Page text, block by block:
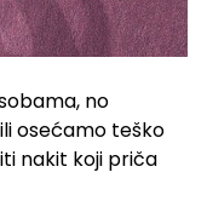
no
osećamo teško
nakit koji priča